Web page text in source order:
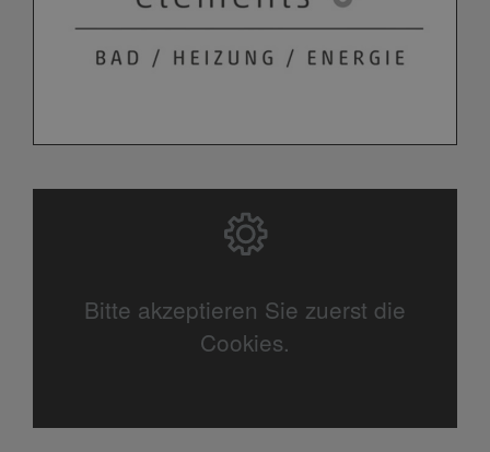
Bitte akzeptieren Sie zuerst die
Cookies.